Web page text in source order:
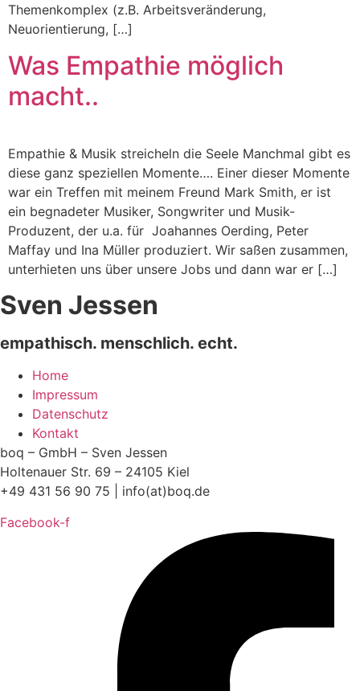
Themenkomplex (z.B. Arbeitsveränderung,
Neuorientierung, […]
Was Empathie möglich
macht..
Empathie & Musik streicheln die Seele Manchmal gibt es
diese ganz speziellen Momente…. Einer dieser Momente
war ein Treffen mit meinem Freund Mark Smith, er ist
ein begnadeter Musiker, Songwriter und Musik-
Produzent, der u.a. für Joahannes Oerding, Peter
Maffay und Ina Müller produziert. Wir saßen zusammen,
unterhieten uns über unsere Jobs und dann war er […]
Sven Jessen
empathisch. menschlich. echt.
Home
Impressum
Datenschutz
Kontakt
boq – GmbH – Sven Jessen
Holtenauer Str. 69 – 24105 Kiel
+49 431 56 90 75 | info(at)boq.de
Facebook-f